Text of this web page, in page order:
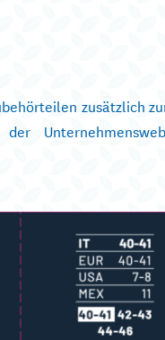
zusätzlich